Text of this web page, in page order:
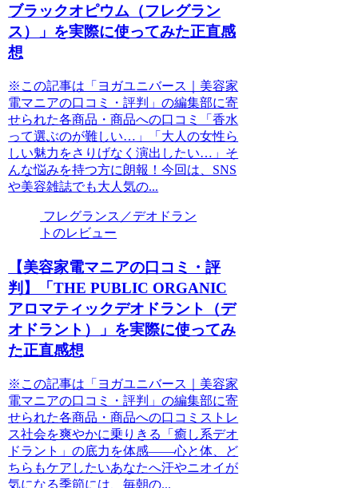
ブラックオピウム（フレグラン
ス）」を実際に使ってみた正直感
想
※この記事は「ヨガユニバース｜美容家
電マニアの口コミ・評判」の編集部に寄
せられた各商品・商品への口コミ「香水
って選ぶのが難しい…」「大人の女性ら
しい魅力をさりげなく演出したい…」そ
んな悩みを持つ方に朗報！今回は、SNS
や美容雑誌でも大人気の...
フレグランス／デオドラン
トのレビュー
【美容家電マニアの口コミ・評
判】「THE PUBLIC ORGANIC
アロマティックデオドラント（デ
オドラント）」を実際に使ってみ
た正直感想
※この記事は「ヨガユニバース｜美容家
電マニアの口コミ・評判」の編集部に寄
せられた各商品・商品への口コミストレ
ス社会を爽やかに乗りきる「癒し系デオ
ドラント」の底力を体感——心と体、ど
ちらもケアしたいあなたへ汗やニオイが
気になる季節には、毎朝の...